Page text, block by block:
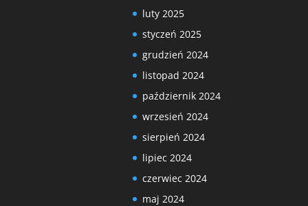
luty 2025
styczeń 2025
grudzień 2024
listopad 2024
październik 2024
wrzesień 2024
sierpień 2024
lipiec 2024
czerwiec 2024
maj 2024